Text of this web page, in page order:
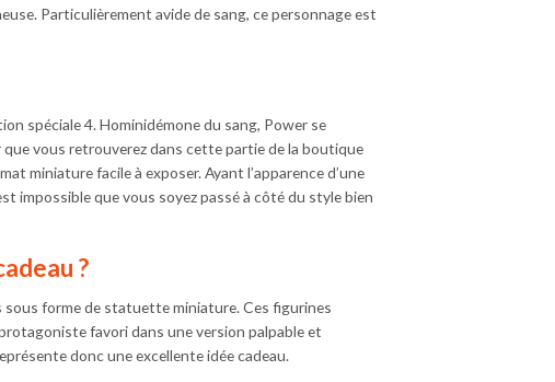
Particulièrement avide de sang, ce personnage est
spéciale 4. Hominidémone du sang, Power se
vous retrouverez dans cette partie de la boutique
miniature facile à exposer. Ayant l’apparence d’une
impossible que vous soyez passé à côté du style bien
?
forme de statuette miniature. Ces figurines
favori dans une version palpable et
donc une excellente idée cadeau.